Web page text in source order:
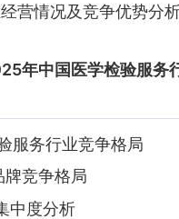
营情况及竞争优势分
年中国医学检验服务
服务行业竞争格局
牌竞争格局
中度分析